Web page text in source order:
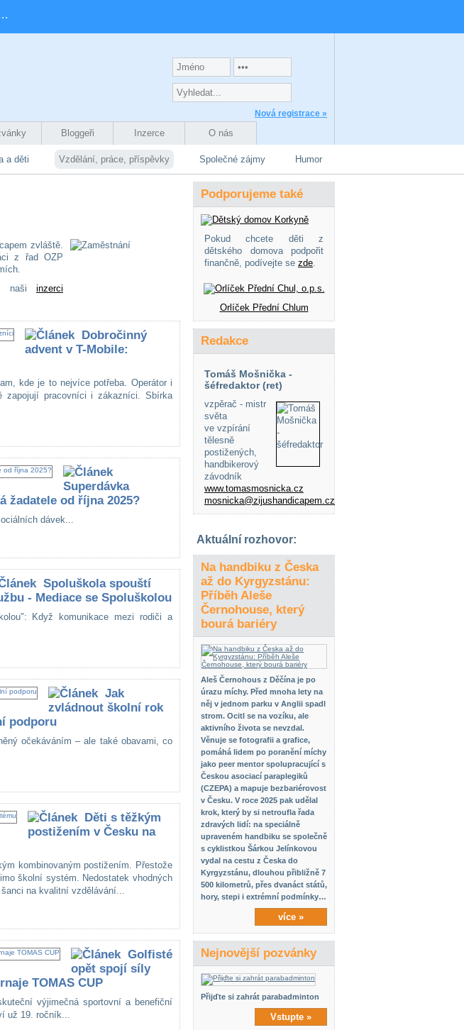
Nová registrace »
Bloggeři Inzerce O nás
a děti Vzdělání, práce, příspěvky Společné zájmy Humor
zvláště.
z řad OZP
naši inzerci
Dobročinný
advent v T-Mobile:
kde je to nejvíce potřeba. Operátor i
zapojují pracovníci i zákazníci. Sbírka
Superdávka
žadatele od října 2025?
dávek...
Spoluškola spouští
- Mediace se Spoluškolou
Když komunikace mezi rodiči a
Jak
zvládnout školní rok
podporu
očekáváním – ale také obavami, co
Děti s těžkým
postižením v Česku na
kombinovaným postižením. Přestože
školní systém. Nedostatek vhodných
na kvalitní vzdělávání...
Golfisté
opět spojí síly
TOMAS CUP
výjimečná sportovní a benefiční
už 19. ročník...
Podporujeme také
Pokud chcete děti z
dětského domova podpořit
finančně, podívejte se zde.
Orlíček Přední Chlum
Redakce
Tomáš Mošnička -
šéfredaktor (ret)
vzpěrač - mistr
světa
ve vzpírání
tělesně
postižených,
handbikerový
závodník
www.tomasmosnicka.cz
mosnicka@zijushandicapem.cz
Aktuální rozhovor:
Na handbiku z Česka
až do Kyrgyzstánu:
Příběh Aleše
Černohouse, který
bourá bariéry
Aleš Černohous z Děčína je po
úrazu míchy. Před mnoha lety na
něj v jednom parku v Anglii spadl
strom. Ocitl se na vozíku, ale
aktivního života se nevzdal.
Věnuje se fotografii a grafice,
pomáhá lidem po poranění míchy
jako peer mentor spolupracující s
Českou asociací paraplegiků
(CZEPA) a mapuje bezbariérovost
v Česku. V roce 2025 pak udělal
krok, který by si netroufla řada
zdravých lidí: na speciálně
upraveném handbiku se společně
s cyklistkou Šárkou Jelínkovou
vydal na cestu z Česka do
Kyrgyzstánu, dlouhou přibližně 7
500 kilometrů, přes dvanáct států,
hory, stepi i extrémní podmínky…
více »
Nejnovější pozvánky
Přijďte si zahrát parabadminton
Vstupte »